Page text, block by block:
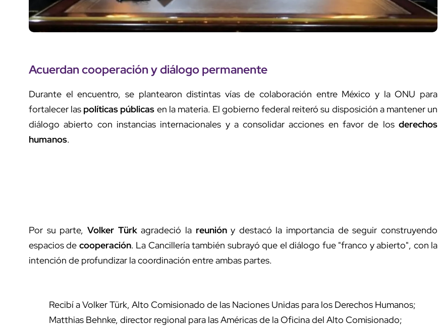
Acuerdancooperaciónydiálogo permanente
Durante el encuentro, se plantearon distintas vías de colaboración entre México y la ONU para
fortalecer las políticas públicas en la materia. El gobierno federal reiteró su disposición a mantener un
diálogo abierto con instancias internacionales y a consolidar acciones en favor de los derechos
humanos.
Por su parte, Volker Türkagradeció la reunióny destacó la importancia de seguir construyendo
espacios de cooperación. La Cancillería también subrayó que el diálogo fue "franco y abierto", con la
intención de profundizar la coordinación entre ambas partes.
Recibí a Volker Türk, Alto Comisionado de las Naciones Unidas para los Derechos Humanos;
Matthias Behnke, director regional para las Américas de la Oficina del Alto Comisionado;